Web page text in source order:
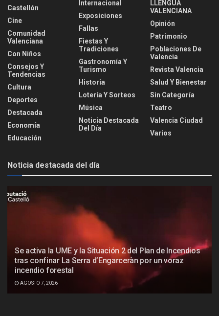
Castellón
Cine
Comunidad
Valenciana
Con Niños
Consejos Y
Tendencias
Cultura
Deportes
Destacada
Economía
Educación
Internacional
Exposiciones
Fallas
Fiestas Y
Tradiciones
Gastronomía Y
Turismo
Historia
Lotería Y Sorteos
Música
Noticia Destacada
Del Día
LLENGUA
VALENCIANA
Opinión
Patrimonio
Poblaciones De
Valencia
Revista Valencia
Salud Y Bienestar
Sin Categoría
Teatro
Valencia Ciudad
Varios
Noticia destacada del día
Se activa la UME y la Situación 2 del Plan de Incendios
tras confinar La Serra d’Engarceràn por un voraz
incendio forestal
AGOSTO 7, 2026